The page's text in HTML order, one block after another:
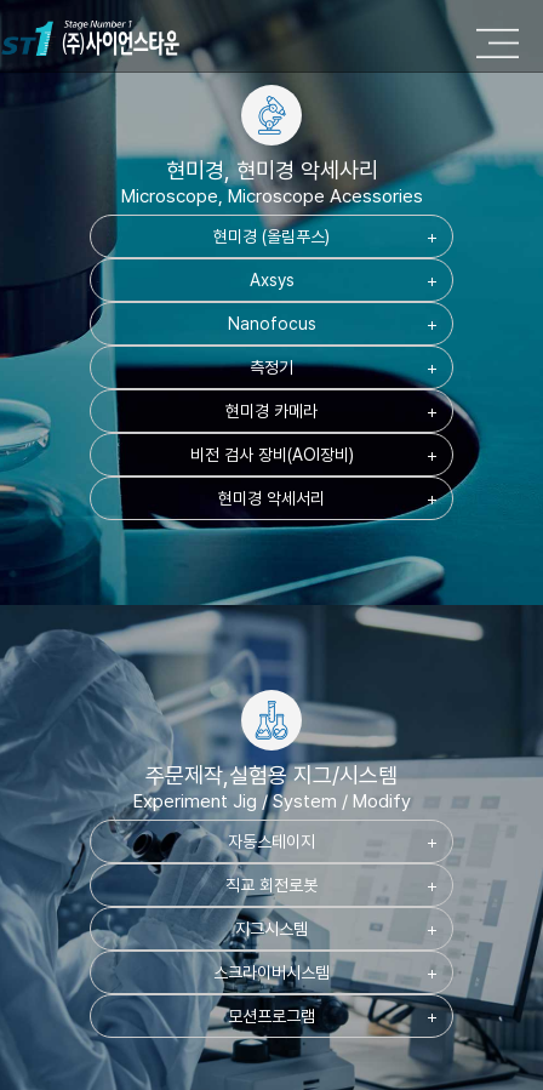
현미경, 현미경 악세사리
Microscope, Microscope Acessories
현미경 (올림푸스) add
Axsys add
Nanofocus add
측정기 add
현미경 카메라 add
비전 검사 장비(AOI장비) add
현미경 악세서리 add
주문제작,실험용 지그/시스템
Experiment Jig / System / Modify
자동스테이지 add
직교 회전로봇 add
지그시스템 add
스크라이버시스템 add
모션프로그램 add